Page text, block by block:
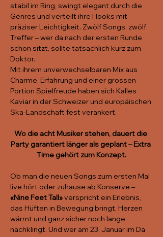
stabil im Ring, swingt elegant durch die
Genres und verteilt ihre Hooks mit
präziser Leichtigkeit. Zwölf Songs, zwölf
Treffer – wer da nach der ersten Runde
schon sitzt, sollte tatsächlich kurz zum
Doktor.
Mit ihrem unverwechselbaren Mix aus
Charme, Erfahrung und einer grossen
Portion Spielfreude haben sich Kalles
Kaviar in der Schweizer und europäischen
Ska-Landschaft fest verankert.
Wo die acht Musiker stehen, dauert die
Party garantiert länger als geplant – Extra
Time gehört zum Konzept.
Ob man die neuen Songs zum ersten Mal
live hört oder zuhause ab Konserve –
«Nine Feet Tall» verspricht ein Erlebnis,
das Hüften in Bewegung bringt, Herzen
wärmt und ganz sicher noch lange
nachklingt. Und wer am 23. Januar im Dä